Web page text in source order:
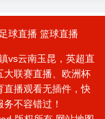
足球直播 篮球直播
vs云南玉昆，英超直
大联赛直播、欧洲杯
直播观看无插件，快
不容错过！